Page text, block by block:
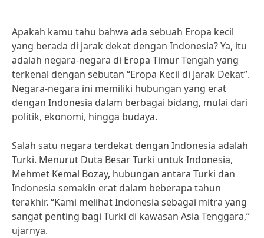
Apakah kamu tahu bahwa ada sebuah Eropa kecil
yang berada di jarak dekat dengan Indonesia? Ya, itu
adalah negara-negara di Eropa Timur Tengah yang
terkenal dengan sebutan “Eropa Kecil di Jarak Dekat”.
Negara-negara ini memiliki hubungan yang erat
dengan Indonesia dalam berbagai bidang, mulai dari
politik, ekonomi, hingga budaya.
Salah satu negara terdekat dengan Indonesia adalah
Turki. Menurut Duta Besar Turki untuk Indonesia,
Mehmet Kemal Bozay, hubungan antara Turki dan
Indonesia semakin erat dalam beberapa tahun
terakhir. “Kami melihat Indonesia sebagai mitra yang
sangat penting bagi Turki di kawasan Asia Tenggara,”
ujarnya.